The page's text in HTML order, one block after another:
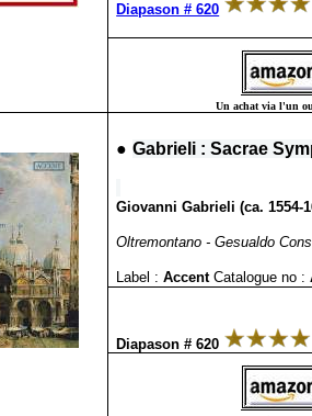
Diapason # 620
Un achat via l'un
● Gabrieli : Sacrae
Giovanni Gabrieli (ca. 1554-
Oltremontano - Gesualdo
Label : AccentCatalogue no :
Diapason # 620